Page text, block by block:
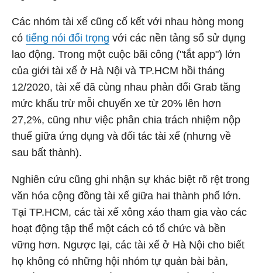
Các nhóm tài xế cũng cố kết với nhau hòng mong
có tiếng nói đối trọng với các nền tảng số sử dụng
lao động. Trong một cuộc bãi công ("tắt app") lớn
của giới tài xế ở Hà Nội và TP.HCM hồi tháng
12/2020, tài xế đã cùng nhau phản đối Grab tăng
mức khấu trừ mỗi chuyến xe từ 20% lên hơn
27,2%, cũng như việc phân chia trách nhiệm nộp
thuế giữa ứng dụng và đối tác tài xế (nhưng về
sau bất thành).
Nghiên cứu cũng ghi nhận sự khác biệt rõ rệt trong
văn hóa cộng đồng tài xế giữa hai thành phố lớn.
Tại TP.HCM, các tài xế xông xáo tham gia vào các
hoạt động tập thể một cách có tổ chức và bền
vững hơn. Ngược lại, các tài xế ở Hà Nội cho biết
họ không có những hội nhóm tự quản bài bản,